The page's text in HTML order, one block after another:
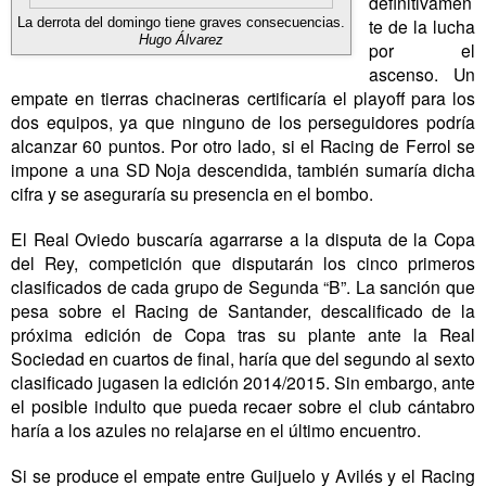
La derrota del domingo tiene graves consecuencias.
Hugo Álvarez
te de la lucha
por el
ascenso. Un
empate en tierras chacineras certificaría el playoff para los
dos equipos, ya que ninguno de los perseguidores podría
alcanzar 60 puntos. Por otro lado, si el Racing de Ferrol se
impone a una SD Noja descendida, también sumaría dicha
cifra y se aseguraría su presencia en el bombo.
El Real Oviedo buscaría agarrarse a la disputa de la Copa
del Rey, competición que disputarán los cinco primeros
clasificados de cada grupo de Segunda “B”. La sanción que
pesa sobre el Racing de Santander, descalificado de la
próxima edición de Copa tras su plante ante la Real
Sociedad en cuartos de final, haría que del segundo al sexto
clasificado jugasen la edición 2014/2015. Sin embargo, ante
el posible indulto que pueda recaer sobre el club cántabro
haría a los azules no relajarse en el último encuentro.
Si se produce el empate entre Guijuelo y Avilés y el Racing